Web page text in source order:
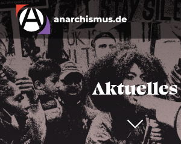
Aktuelles